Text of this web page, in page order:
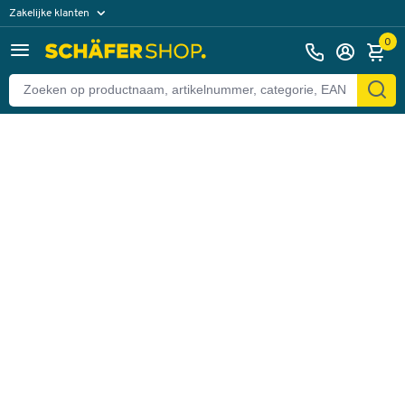
Zakelijke klanten
Particuliere klanten 0
Terug